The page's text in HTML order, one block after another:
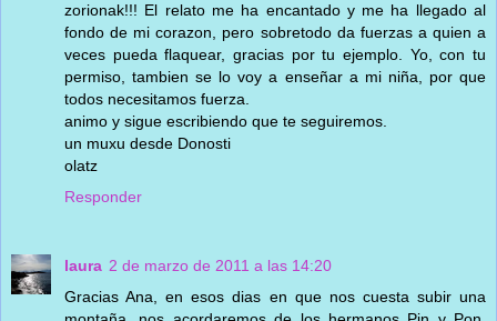
zorionak!!! El relato me ha encantado y me ha llegado al
fondo de mi corazon, pero sobretodo da fuerzas a quien a
veces pueda flaquear, gracias por tu ejemplo. Yo, con tu
permiso, tambien se lo voy a enseñar a mi niña, por que
todos necesitamos fuerza.
animo y sigue escribiendo que te seguiremos.
un muxu desde Donosti
olatz
Responder
laura 2 de marzo de 2011 a las 14:20
Gracias Ana, en esos dias en que nos cuesta subir una